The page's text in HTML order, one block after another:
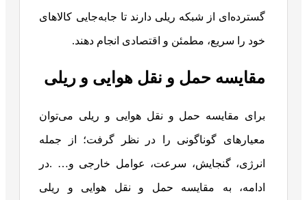
گسترده‌ای از شبکه ریلی دارند تا جابه‌جایی کالاهای
خود را سریع، مطمئن و اقتصادی انجام دهند.
مقایسه حمل و نقل هوایی و ریلی
برای مقایسه حمل و نقل هوایی و ریلی می‌توان
معیارهای گوناگونی را در نظر گرفت؛ از جمله
انرژی، گنجایش، سرعت، عوامل خارجی و… .در
ادامه، به مقایسه حمل و نقل هوایی و ریلی